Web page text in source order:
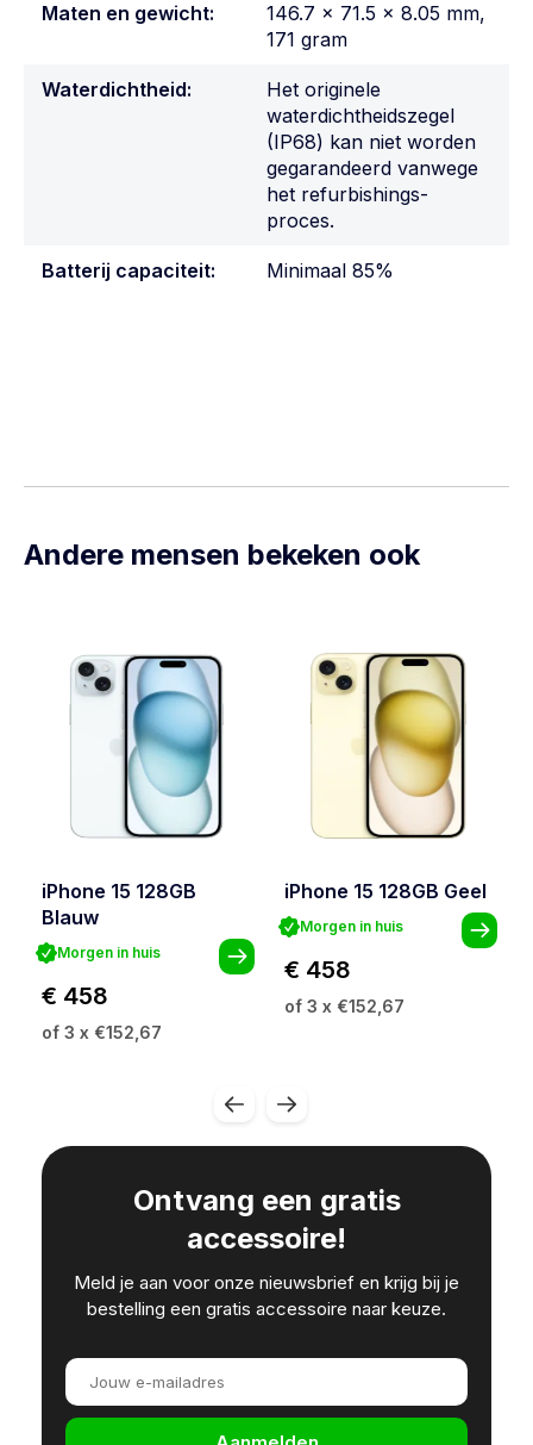
Maten en gewicht:
146.7 x 71.5 x 8.05 mm,
171 gram
Waterdichtheid:
Het originele
waterdichtheidszegel
(IP68) kan niet worden
gegarandeerd vanwege
het refurbishings-
proces.
Batterij capaciteit: Minimaal 85%
Andere mensen bekeken ook
iPhone 15 128GB
Blauw
Morgen in huis
€ 458
of 3 x €152,67
iPhone 15 128GB Geel
Morgen in huis
€ 458
of 3 x €152,67
Ontvang een gratis
accessoire!
Meld je aan voor onze nieuwsbrief en krijg bij je
bestelling een gratis accessoire naar keuze.